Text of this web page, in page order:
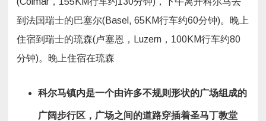
到法国瑞士的巴塞尔(Basel, 65KM行车约60分钟)。晚上
住宿到瑞士的琉森(卢塞恩，Luzern，100KM行车约80
分钟)。晚上住宿在琉森
科尔马镇内是一个由许多不规则形状的广场组成的
广阔步行区，广场之间的道路穿插着圣马丁教堂